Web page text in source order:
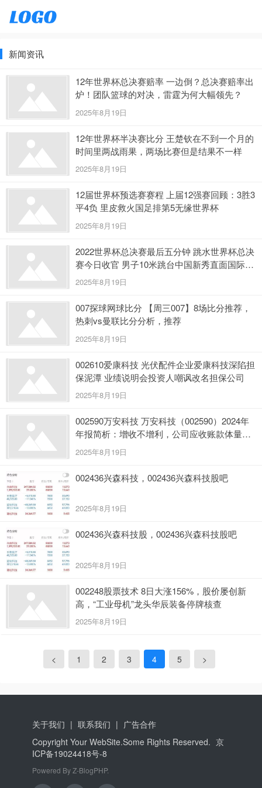
新闻资讯
12年世界杯总决赛赔率 一边倒？总决赛赔率出
炉！团队篮球的对决，雷霆为何大幅领先？
2025年8月19日
12年世界杯半决赛比分 王楚钦在不到一个月的
时间里两战雨果，两场比赛但是结果不一样
2025年8月19日
12届世界杯预选赛赛程 上届12强赛回顾：3胜3
平4负 里皮救火国足排第5无缘世界杯
2025年8月19日
2022世界杯总决赛最后五分钟 跳水世界杯总决
赛今日收官 男子10米跳台中国新秀直面国际强
敌
2025年8月19日
007探球网球比分 【周三007】8场比分推荐，
热刺vs曼联比分分析，推荐
2025年8月19日
002610爱康科技 光伏配件企业爱康科技深陷担
保泥潭 业绩说明会投资人嘲讽改名担保公司
2025年8月19日
002590万安科技 万安科技（002590）2024年
年报简析：增收不增利，公司应收账款体量较
2025年8月19日
002436兴森科技，002436兴森科技股吧
2025年8月19日
002436兴森科技股，002436兴森科技股吧
2025年8月19日
002248股票技术 8日大涨156%，股价屡创新
高，“工业母机”龙头华辰装备停牌核查
2025年8月19日
< 1 2 3 4 5 >
关于我们 联系我们
广告合作
Copyright Your WebSite.Some Rights Reserved. 京
ICP备19024418号-8
Powered ByZ-BlogPHP.